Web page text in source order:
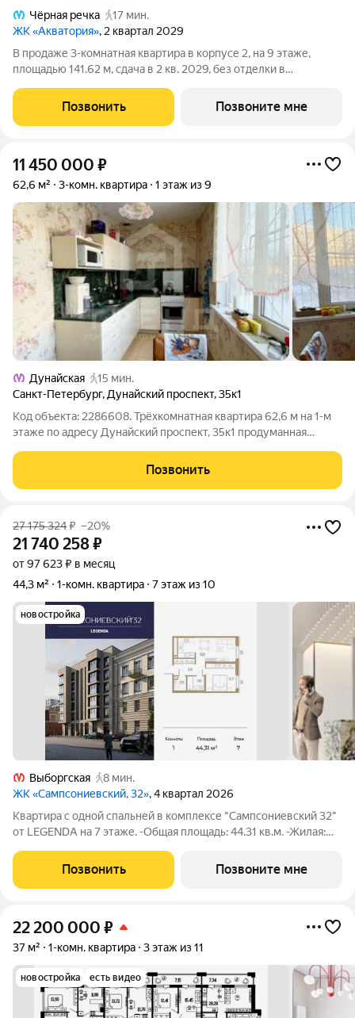
Чёрная речка
17 мин.
ЖК «Акватория», 2 квартал 2029
В продаже 3-комнатная квартира в корпусе 2, на 9 этаже,
площадью 141.62 м, сдача в 2 кв. 2029, без отделки в
Премиальный дом «Акватория», возводимый на Выборгской
набережной у Кантемировского моста
Позвонить Позвоните мне
11 450 000 ₽
62,6 м² 3-комн. квартира 1 этаж из 9
Дунайская
15 мин.
Санкт-Петербург, Дунайский проспект,35к1
Код объекта: 2286608. Трёхкомнатная квартира 62,6 м на 1-м
этаже по адресу Дунайский проспект, 35к1 продуманная
комната 17,3 м и две удобные спальни (12,1 и 10,1 м) дают
достаточно места для
Позвонить
27 175 324₽ –20%
21 740 258₽
от 97 623 ₽ в месяц
44,3 м²
1-комн. квартира 7 этаж из 10
новостройка
Выборгская
8 мин.
ЖК «Сампсониевский, 32», 4 квартал 2026
Квартира с одной спальней в комплексе "Сампсониевский 32"
от LEGENDA на 7 этаже. -Общая площадь: 44.31 кв.м. -Жилая:
-Высота потолков 2.7 м. Все окна выходят на одну сторону. В
квартире один
Позвонить Позвоните мне
22 200 000 ₽
37 м² 1-комн. квартира 3 этаж из 11
новостройка есть видео